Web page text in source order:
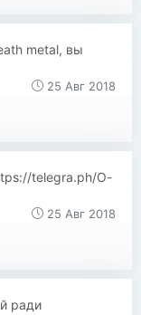
metal, вы
25 Авг 2018
telegra.ph/O-
25 Авг 2018
ради